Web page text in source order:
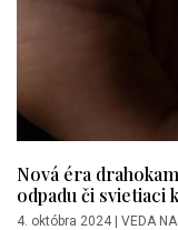
Nová éra
odpadu či svietiaci
4. októbra 2024 | VEDA